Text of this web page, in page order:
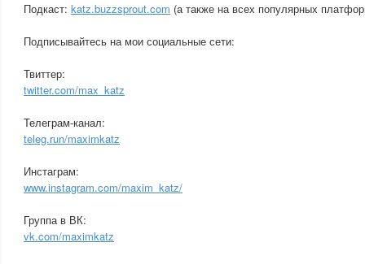
Подкаст: katz.buzzsprout.com (а также на всех популярных
Подписывайтесь на мои социальные сети:
Твиттер:
twitter.com/max_katz
Телеграм-канал:
teleg.run/maximkatz
Инстаграм:
www.instagram.com/maxim_katz/
Группа в ВК:
vk.com/maximkatz